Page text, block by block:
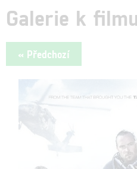
Galerie k
« Předchozí